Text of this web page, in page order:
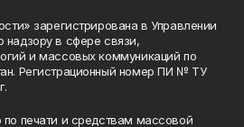
зарегистрирована в Управлении
в сфере связи,
и массовых коммуникаций по
Регистрационный номер ПИ № ТУ
печати и средствам массовой